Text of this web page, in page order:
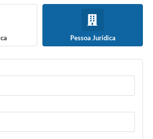
Pessoa Jurídica